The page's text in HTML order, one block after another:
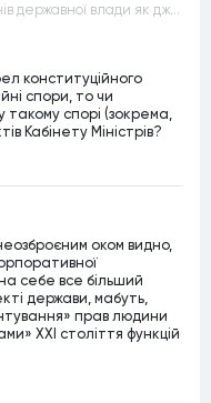
Акти Кабінету Міністрів та інших органів державної влади як джерела конституційного права
конституційного
спори, то чи
такому спорі (зокрема,
Кабінету Міністрів?
оком видно,
себе все більший
держави, мабуть,
прав людини
ХХІ століття функцій